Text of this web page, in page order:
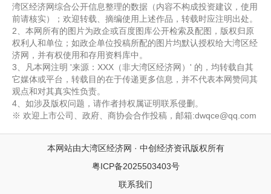
湾区经济网综合公开信息整理的数据（内容不构成投资建议，使用
前请核实）；欢迎转载、摘编使用上述作品，转载时应注明出处。
2、本网所有的图片为政企或百度图库公开检索及配图，版权归原
权利人和单位；如政企单位投稿所配的图片均默认授权给大湾区经
济网，并有权使用和存用资料库中。
3、凡本网注明 '来源：XXX（非大湾区经济网）' 的，均转载自其
它媒体或平台，转载目的在于传递更多信息，并不代表本网赞同其
观点和对其真实性负责。
4、如涉及版权问题，请作者持权属证明联系侵删。
※ 欢迎上市公司、政府、商协会合作投稿，邮箱:dwqce@qq.com
本网站由大湾区经济网 · 中创经济资讯版权所有
粤ICP备2025503403号
联系我们